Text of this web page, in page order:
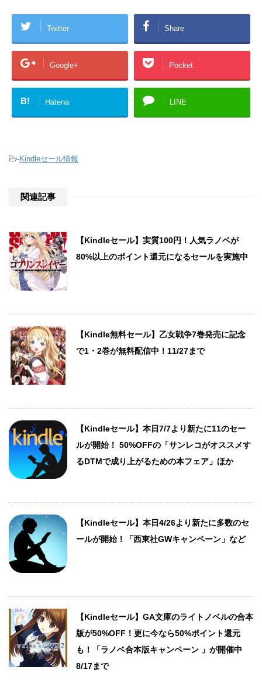
Twitter Share
Google+ Pocket
B! Hatena LINE
-Kindleセール情報
関連記事
【Kindleセール】実質100円！人気ラノベが
80%以上のポイント還元になるセールを実施中
【Kindle無料セール】乙女戦争7巻発売に記念
で1・2巻が無料配信中！11/27まで
【Kindleセール】本日7/7より新たに11のセー
ルが開始！ 50%OFFの「サンレコがオススメす
るDTMで成り上がるための本フェア」ほか
【Kindleセール】本日4/26より新たに多数のセ
ールが開始！「西東社GWキャンペーン」など
【Kindleセール】GA文庫のライトノベルの合本
版が50%OFF！更に今なら50%ポイント還元
も！「ラノベ合本版キャンペーン 」が開催中
8/17まで